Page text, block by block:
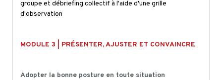
groupe et débriefing collectif à l'aide d'une grille
d'observation
MODULE 3 | PRÉSENTER, AJUSTER ET CONVAINCRE
Adopter la bonne posture en toute situation